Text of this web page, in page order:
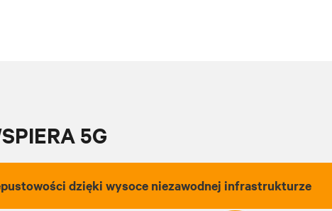
5G
dzięki wysoce niezawodnej infrastrukturze